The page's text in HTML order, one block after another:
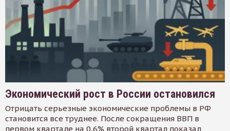
Экономический рост в России остановился
Отрицать серьезные экономические проблемы в РФ
становится все труднее. После сокращения ВВП в
первом квартале на 0,6% второй квартал показал